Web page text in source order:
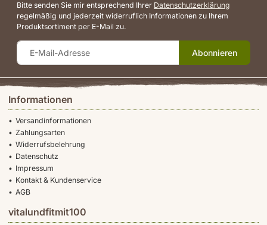
Informationen
Versandinformationen
Zahlungsarten
Widerrufsbelehrung
Datenschutz
Impressum
Kontakt & Kundenservice
AGB
vitalundfitmit100
Bitte senden Sie mir entsprechend Ihrer Datenschutzerklärung
regelmäßig und jederzeit widerruflich Informationen zu Ihrem
Produktsortiment per E-Mail zu.
Abonnieren